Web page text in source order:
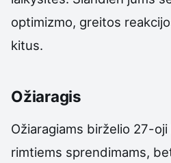
optimizmo, greitos
kitus.
Ožiaragis
Ožiaragiams birželio 27-
rimtiems sprendimams,